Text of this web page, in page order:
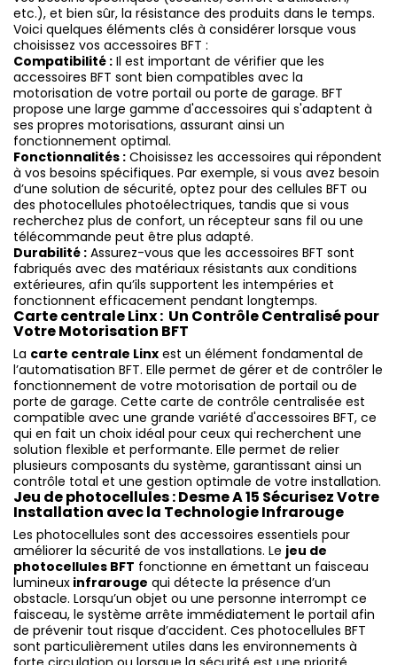
etc.), et bien sûr, la résistance des produits dans le temps.
Voici quelques éléments clés à considérer lorsque vous
choisissez vos accessoires BFT :
Compatibilité : Il est important de vérifier que les
accessoires BFT sont bien compatibles avec la
motorisation de votre portail ou porte de garage. BFT
propose une large gamme d'accessoires qui s'adaptent à
ses propres motorisations, assurant ainsi un
fonctionnement optimal.
Fonctionnalités : Choisissez les accessoires qui répondent
à vos besoins spécifiques. Par exemple, si vous avez besoin
d’une solution de sécurité, optez pour des cellules BFT ou
des photocellules photoélectriques, tandis que si vous
recherchez plus de confort, un récepteur sans fil ou une
télécommande peut être plus adapté.
Durabilité : Assurez-vous que les accessoires BFT sont
fabriqués avec des matériaux résistants aux conditions
extérieures, afin qu’ils supportent les intempéries et
fonctionnent efficacement pendant longtemps.
Carte centrale Linx : Un Contrôle Centralisé pour
Votre Motorisation BFT
La carte centrale Linx est un élément fondamental de
l’automatisation BFT. Elle permet de gérer et de contrôler le
fonctionnement de votre motorisation de portail ou de
porte de garage. Cette carte de contrôle centralisée est
compatible avec une grande variété d'accessoires BFT, ce
qui en fait un choix idéal pour ceux qui recherchent une
solution flexible et performante. Elle permet de relier
plusieurs composants du système, garantissant ainsi un
contrôle total et une gestion optimale de votre installation.
Jeu de photocellules : Desme A 15 Sécurisez Votre
Installation avec la Technologie Infrarouge
Les photocellules sont des accessoires essentiels pour
améliorer la sécurité de vos installations. Le jeu de
photocellules BFT fonctionne en émettant un faisceau
lumineux infrarouge qui détecte la présence d’un
obstacle. Lorsqu’un objet ou une personne interrompt ce
faisceau, le système arrête immédiatement le portail afin
de prévenir tout risque d’accident. Ces photocellules BFT
sont particulièrement utiles dans les environnements à